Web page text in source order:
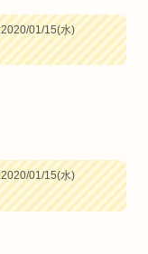
01/15(水)
01/15(水)